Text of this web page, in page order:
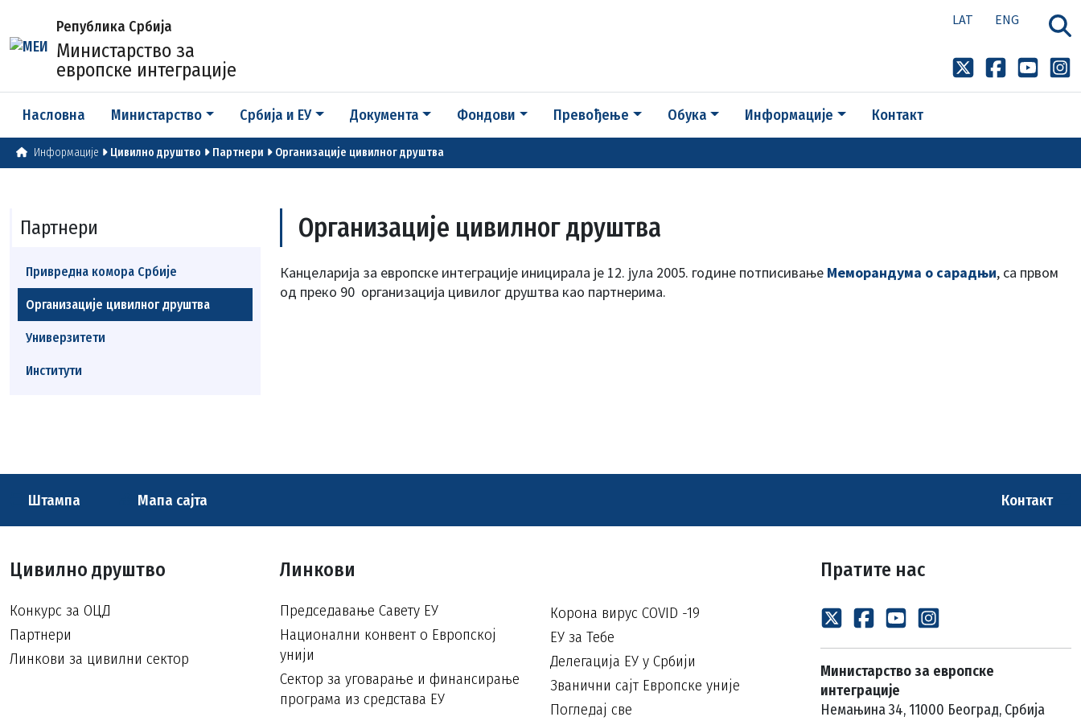
Република Србија
Министарство за
европске интеграције
LAT ENG
Насловна Министарство Србија и ЕУ Документа Фондови Превођење Обука Информације Контакт
Информације Цивилно друштво Партнери Организације цивилног друштва
Партнери
Привредна комора Србије
Организације цивилног друштва
Универзитети
Институти
Организације цивилног друштва
Канцеларија за европске интеграције иницирала је 12. јула 2005. године потписивање Меморандума о сарадњи, са првом
од преко 90 организација цивилог друштва као партнерима.
Штампа Мапа сајта Контакт
Цивилно друштво
Конкурс за ОЦД
Партнери
Линкови за цивилни сектор
Линкови
Председавање Савету ЕУ
Национални конвент о Европској
унији
Сектор за уговарање и финансирање
програма из средстава ЕУ
Корона вирус COVID -19
ЕУ за Тебе
Делегација ЕУ у Србији
Званични сајт Европске уније
Погледај све
Пратите нас
Министарство за европске
интеграције
Немањина 34, 11000 Београд, Србија